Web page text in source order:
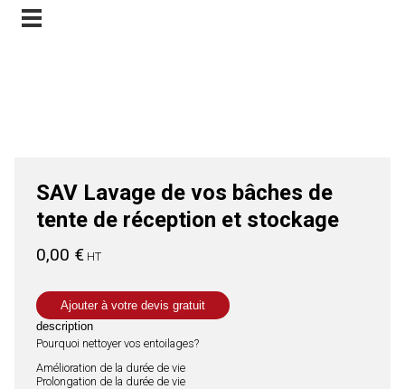
de vos bâches de tente de réception et stockage et installation à Lyon, Rhône
SAV Lavage de vos bâches de
tente de réception et stockage
0,00 € HT
Ajouter à votre devis gratuit
description
Pourquoi nettoyer vos entoilages?
Amélioration de la durée de vie
Prolongation de la durée de vie